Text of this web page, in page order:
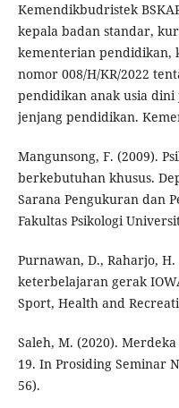
Kemendikbudristek
kepala badan standar,
kementerian pendidikan,
nomor 008/H/KR/2022
pendidikan anak usia
jenjang pendidikan.
Mangunsong, F. (2009).
berkebutuhan khusus.
Sarana Pengukuran dan
Fakultas Psikologi
Purnawan, D., Raharjo, H.
keterbelajaran gerak
Sport, Health and
Saleh, M. (2020).
19. In Prosiding Seminar
56).